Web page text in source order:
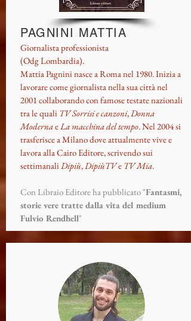
PAGNINI MATTIA
Giornalista professionista
(Odg Lombardia).
Mattia Pagnini nasce a Roma nel 1980. Inizia a
lavorare come giornalista nella sua città nel
2001 collaborando con famose testate nazionali
tra le quali TV Sorrisi e canzoni,Donna
ModernaeLa macchina del tempo. Nel 2004 si
trasferisce a Milano dove attualmente vive e
lavora alla Cairo Editore, scrivendo sui
settimanaliDipiù,DipiùTVe TV Mia.
Con Libraio Editore ha pubblicato "Fantasmi,
storie vere tratte dalla vita del medium
Fulvio Rendhell"